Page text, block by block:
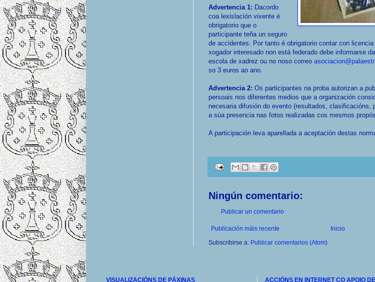
Advertencia 1: Dacordo
coa lexislación vixente é
obrigatorio que o
participante teña un seguro
de accidentes. Por tanto é obrigatorio contar con
xogador interesado non está federado debe informarse
escola de xadrez ou no noso correo
so 3 euros ao ano.
Advertencia 2: Os participantes na proba autorizan a
persoais nos diferentes medios que a organización
necesaria difusión do evento (resultados,
a súa presencia nas fotos realizadas cos mesmos
A participación leva aparellada a aceptación destas
Ningún comentario:
Publicar un comentario
Publicación máis recente
Inicio
Subscribirse a: Publicar comentarios (Atom)
VISUALIZACIÓNS DE PÁXINAS ACCIÓNS EN INTERNET CO APOIO